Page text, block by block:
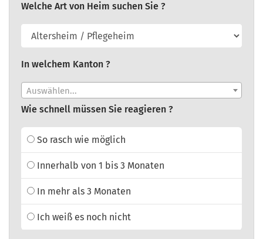
Welche Art von Heim suchen Sie ?
In welchem Kanton ?
Auswählen...
Wie schnell müssen Sie reagieren ?
So rasch wie möglich
Innerhalb von 1 bis 3 Monaten
In mehr als 3 Monaten
Ich weiß es noch nicht